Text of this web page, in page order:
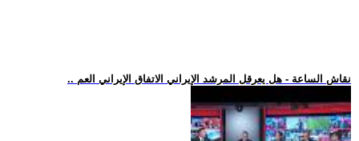
.. نقاش الساعة - هل يعرقل المرشد الإيراني الاتفاق الإيراني العم